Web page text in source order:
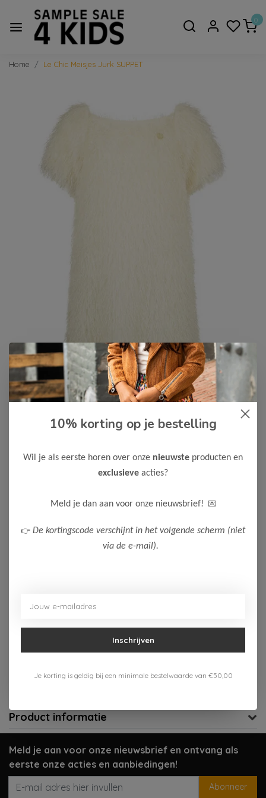
0
Home Le Chic Meisjes Jurk SUPPET
Le Chic -50%
50,00 99,99
Kleur: Dreamy Creamy
Maak een keuze:
Aan verlanglijst toevoegen
Gratis verzenden vanaf 75,-
Verzenden 1-3 werkdagen
Product informatie
Meld je aan voor onze nieuwsbrief en ontvang als
eerste onze acties en aanbiedingen!
Abonneer
10% korting op je bestelling
Wil je als eerste horen over onze nieuwste producten en
exclusieve acties?
Meld je dan aan voor onze nieuwsbrief! 💌
👉 De kortingscode verschijnt in het volgende scherm (niet
via de e-mail).
Inschrijven
Je korting is geldig bij een minimale bestelwaarde van €50,00